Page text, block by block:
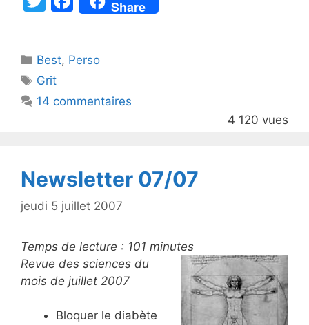
er
a
e
o
Share
Catégories
Best, Perso
Étiquettes
Grit
14 commentaires
4 120 vues
Newsletter 07/07
jeudi 5 juillet 2007
Temps de lecture : 101 minutes
Revue des sciences du
mois de juillet 2007
Bloquer le diabète